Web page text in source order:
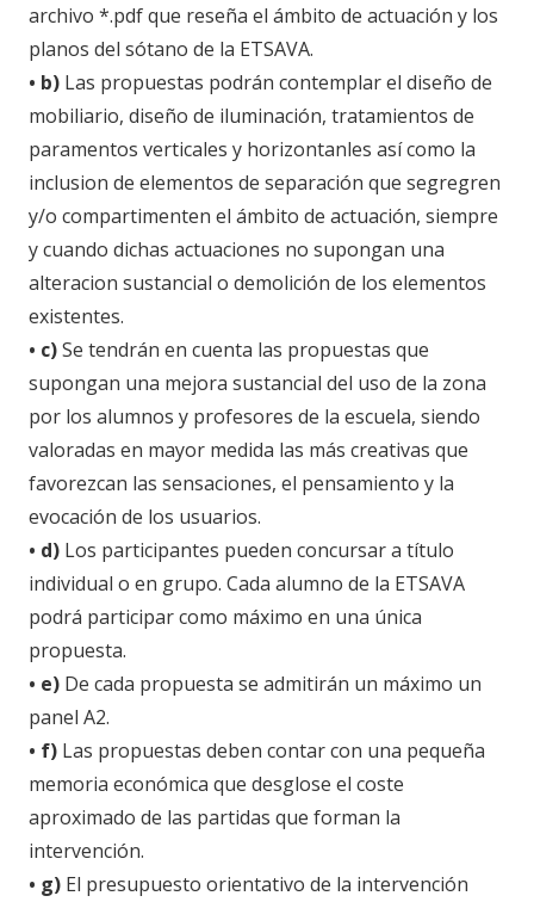
archivo *.pdf que reseña el ámbito de actuación y los
planos del sótano de la ETSAVA.
• b) Las propuestas podrán contemplar el diseño de
mobiliario, diseño de iluminación, tratamientos de
paramentos verticales y horizontanles así como la
inclusion de elementos de separación que segregren
y/o compartimenten el ámbito de actuación, siempre
y cuando dichas actuaciones no supongan una
alteracion sustancial o demolición de los elementos
existentes.
• c)Se tendrán en cuenta las propuestas que
supongan una mejora sustancial del uso de la zona
por los alumnos y profesores de la escuela, siendo
valoradas en mayor medida las más creativas que
favorezcan las sensaciones, el pensamiento y la
evocación de los usuarios.
• d) Los participantes pueden concursar a título
individual o en grupo. Cada alumno de la ETSAVA
podrá participar como máximo en una única
propuesta.
• e) De cada propuesta se admitirán un máximo un
panel A2.
• f) Las propuestas deben contar con una pequeña
memoria económica que desglose el coste
aproximado de las partidas que forman la
intervención.
• g) El presupuesto orientativo de la intervención